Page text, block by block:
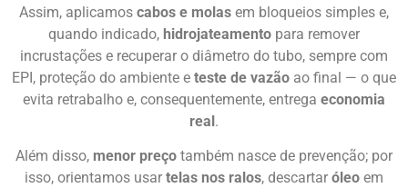
Assim, aplicamos cabos e molas em bloqueios simples e,
quando indicado, hidrojateamento para remover
incrustações e recuperar o diâmetro do tubo, sempre com
EPI, proteção do ambiente e teste de vazão ao final — o que
evita retrabalho e, consequentemente, entrega economia
real.
Além disso, menor preço também nasce de prevenção; por
isso, orientamos usar telas nos ralos, descartar óleo em